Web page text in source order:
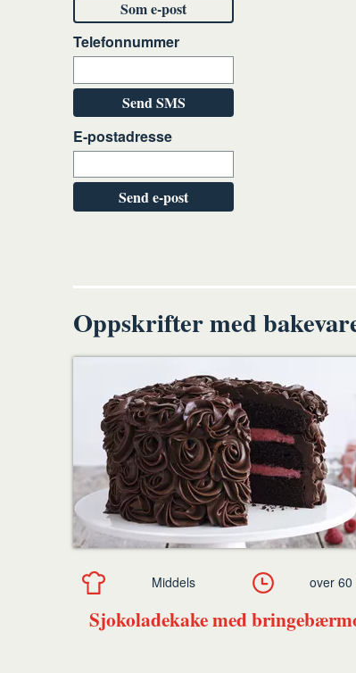
Som e-post
Telefonnummer
Send SMS
E-postadresse
Send e-post
Oppskrifter med
Sjokoladekake med
Middels over 60